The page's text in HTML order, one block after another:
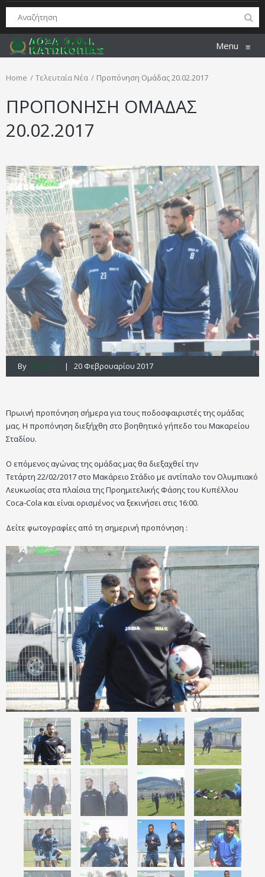
Menu ≡
Home Τελευταία Νέα Προπόνηση Ομάδας 20.02.2017
ΠΡΟΠΟΝΗΣΗ ΟΜΑΔΑΣ
20.02.2017
By DOXA FC | 20 Φεβρουαρίου 2017
Πρωινή προπόνηση σήμερα για τους ποδοσφαιριστές της ομάδας
μας. Η προπόνηση διεξήχθη στο βοηθητικό γήπεδο του Μακαρείου
Σταδίου.
Ο επόμενος αγώνας της ομάδας μας θα διεξαχθεί την
Τετάρτη 22/02/2017 στο Μακάρειο Στάδιο με αντίπαλο τον Ολυμπιακό
Λευκωσίας στα πλαίσια της Προημιτελικής Φάσης του Κυπέλλου
Coca-Cola και είναι ορισμένος να ξεκινήσει στις 16:00.
Δείτε φωτογραφίες από τη σημερινή προπόνηση :